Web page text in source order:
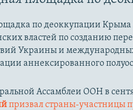
по деоккупации
властей по созданию
Украины и
аннексированного
Ассамблеи ООН в
призвал страны-участницы